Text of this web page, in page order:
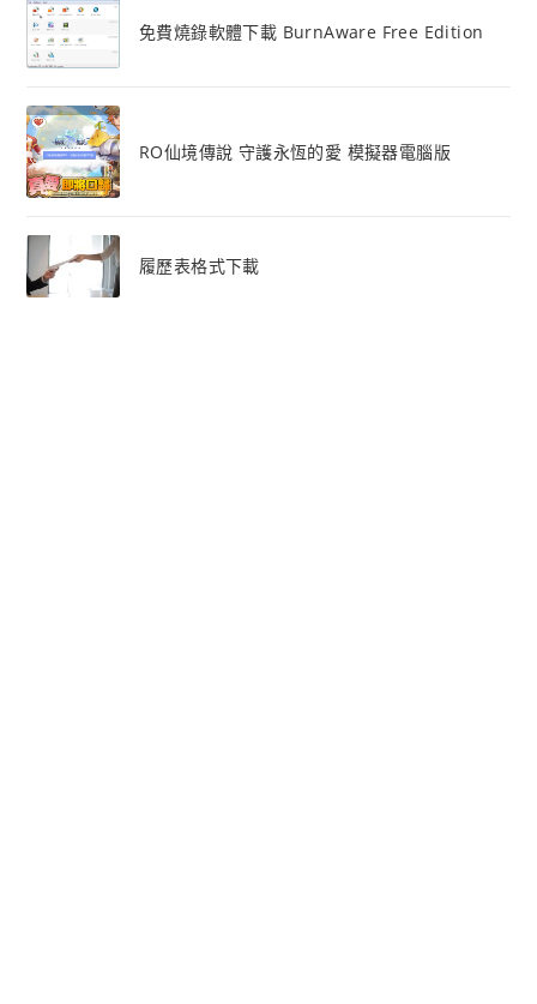
免費燒錄軟體下載 BurnAware Free Edition
RO仙境傳說 守護永恆的愛 模擬器電腦版
履歷表格式下載